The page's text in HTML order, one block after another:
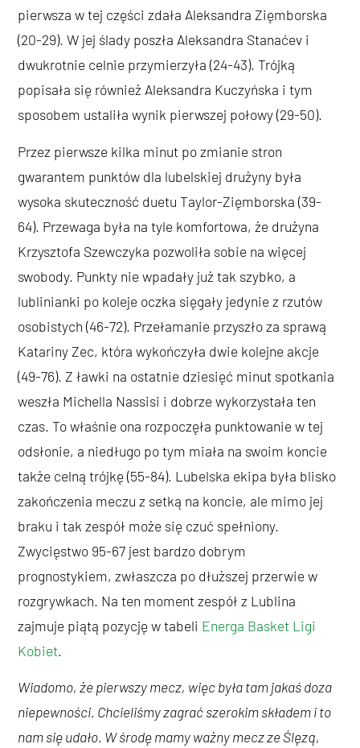
pierwsza w tej części zdała Aleksandra Zięmborska
(20-29). W jej ślady poszła Aleksandra Stanaćev i
dwukrotnie celnie przymierzyła (24-43). Trójką
popisała się również Aleksandra Kuczyńska i tym
sposobem ustaliła wynik pierwszej połowy (29-50).
Przez pierwsze kilka minut po zmianie stron
gwarantem punktów dla lubelskiej drużyny była
wysoka skuteczność duetu Taylor-Zięmborska (39-
64). Przewaga była na tyle komfortowa, że drużyna
Krzysztofa Szewczyka pozwoliła sobie na więcej
swobody. Punkty nie wpadały już tak szybko, a
lublinianki po koleje oczka sięgały jedynie z rzutów
osobistych (46-72). Przełamanie przyszło za sprawą
Katariny Zec, która wykończyła dwie kolejne akcje
(49-76). Z ławki na ostatnie dziesięć minut spotkania
weszła Michella Nassisi i dobrze wykorzystała ten
czas. To właśnie ona rozpoczęła punktowanie w tej
odsłonie, a niedługo po tym miała na swoim koncie
także celną trójkę (55-84). Lubelska ekipa była blisko
zakończenia meczu z setką na koncie, ale mimo jej
braku i tak zespół może się czuć spełniony.
Zwycięstwo 95-67 jest bardzo dobrym
prognostykiem, zwłaszcza po dłuższej przerwie w
rozgrywkach. Na ten moment zespół z Lublina
zajmuje piątą pozycję w tabeli Energa Basket Ligi
Kobiet.
Wiadomo, że pierwszy mecz, więc była tam jakaś doza
niepewności. Chcieliśmy zagrać szerokim składem i to
nam się udało. W środę mamy ważny mecz ze Ślęzą,